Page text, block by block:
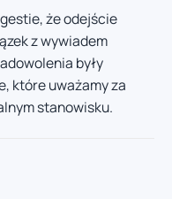
że odejście
z wywiadem
były
które uważamy za
stanowisku.